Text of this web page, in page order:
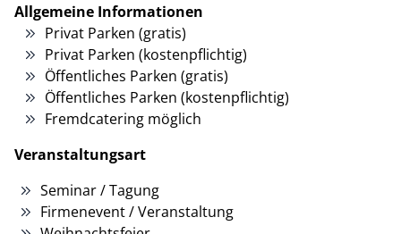
Allgemeine Informationen
Privat Parken (gratis)
Privat Parken (kostenpflichtig)
Öffentliches Parken (gratis)
Öffentliches Parken (kostenpflichtig)
Fremdcatering möglich
Veranstaltungsart
Seminar / Tagung
Firmenevent / Veranstaltung